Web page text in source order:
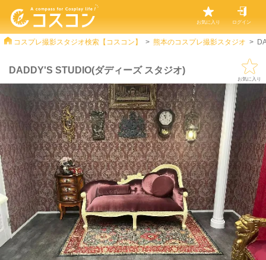
お気に入り ログイン
コスプレ撮影スタジオ検索【コスコン】 熊本のコスプレ撮影スタジオ
DADDY'S STUDIO(ダディーズ スタジオ)
お気に入り